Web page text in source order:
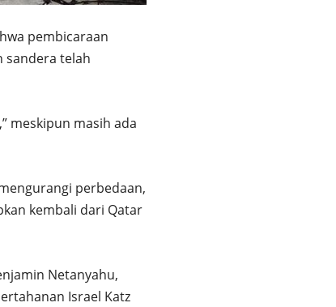
pembicaraan
sandera telah
meskipun masih ada
perbedaan,
kembali dari Qatar
Netanyahu,
Israel Katz